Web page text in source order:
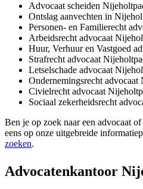
Advocaat scheiden
Ontslag aanvechten in
Personen- en Familierecht
Arbeidsrecht advocaat
Huur, Verhuur en Vastgoed
Strafrecht advocaat
Letselschade advocaat
Ondernemingsrecht advocaat
Civielrecht advocaat
Sociaal zekerheidsrecht
Ben je op zoek naar een advocaat
eens op onze uitgebreide
zoeken.
Advocatenkantoor